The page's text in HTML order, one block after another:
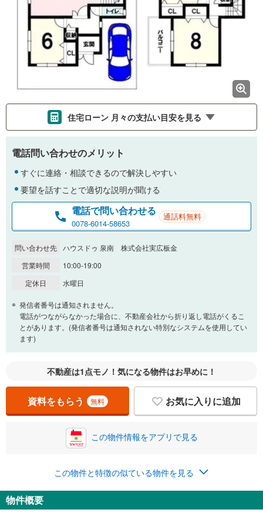
住宅ローン 月々の支払い目安を見る
支払いの目安をシミュレーションすることができます。
金利
0.01%
一般的には最長35年まで借り入れ可能です。多くの金融機関
閉じる
頭金
0万円 1,978万円
自己資金から住宅購入にかけられる金額を入力してくださ
閉じる
ボーナス
万円
/回
0円
ナス時の増額分（1回分）を入力してください。
閉じる
月々の返済額
電話問い合わせのメリット
すぐに連絡・相談できるので解決しやすい
要望を話すことで適切な説明が聞ける
電話で問い合わせる
0078-6014-58653
通話料無料
問い合わせ先 ハウスドゥ 泉南 株式会社実広板金
営業時間
10:00-19:00
定休日
水曜日
発信者番号は通知されません。
電話がつながらなかった場合に、不動産会社から折り返し電話がくるこ
とがあります。(発信者番号は通知されない特別なシステムを使用してい
ます)
不動産は1点モノ！気になる物件はお早めに！
資料をもらう 無料 お気に入りに追加
この物件情報をアプリで見る
この物件と特徴の似ている物件を見る
物件概要